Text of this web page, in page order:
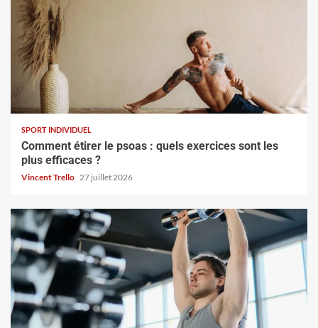
SPORT INDIVIDUEL
Comment étirer le psoas : quels exercices sont les
plus efficaces ?
Vincent Trello 27 juillet 2026